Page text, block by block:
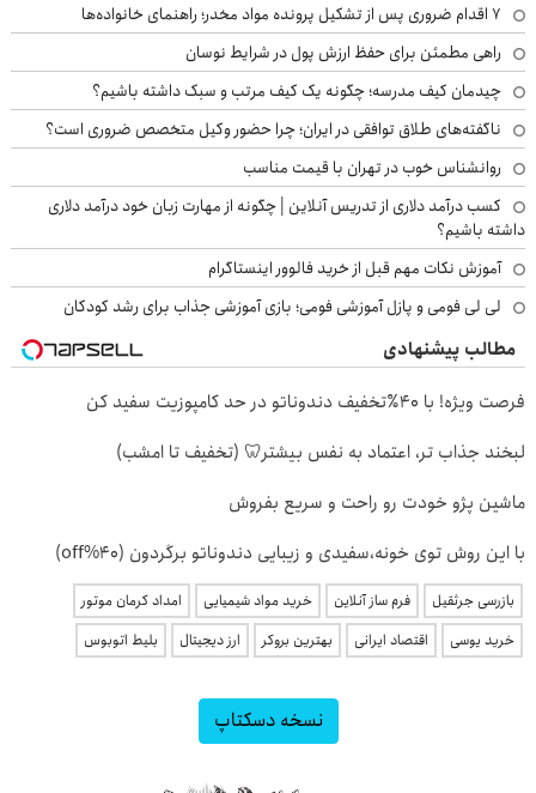
۷ اقدام ضروری پس از تشکیل پرونده مواد مخدر؛ راهنمای خانواده‌ها
راهی مطمئن برای حفظ ارزش پول در شرایط نوسان
چیدمان کیف مدرسه؛ چگونه یک کیف مرتب و سبک داشته باشیم؟
ناگفته‌های طلاق توافقی در ایران؛ چرا حضور وکیل متخصص ضروری است؟
روانشناس خوب در تهران با قیمت مناسب
کسب درآمد دلاری از تدریس آنلاین | چگونه از مهارت زبان خود درآمد دلاری
داشته باشیم؟
آموزش نکات مهم قبل از خرید فالوور اینستاگرام
لی لی فومی و پازل آموزشی فومی؛ بازی آموزشی جذاب برای رشد کودکان
مطالب پیشنهادی
فرصت ویژه! با 40٪تخفیف دندوناتو در حد کامپوزیت سفید کن
لبخند جذاب تر، اعتماد به نفس بیشتر🦷 (تخفیف تا امشب)
ماشین پژو خودت رو راحت و سریع بفروش
با این روش توی خونه،سفیدی و زیبایی دندوناتو برگردون (40%off)
بازرسی جرثقیل فرم ساز آنلاین خرید مواد شیمیایی
امداد کرمان موتور
خرید یوسی
اقتصاد ایرانی بهترین بروکر ارز دیجیتال بلیط اتوبوس
نسخه دسکتاپ